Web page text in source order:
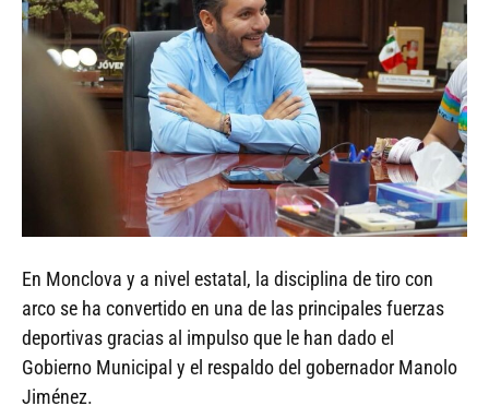
En Monclova y a nivel estatal, la disciplina de tiro con
arco se ha convertido en una de las principales fuerzas
deportivas gracias al impulso que le han dado el
Gobierno Municipal y el respaldo del gobernador Manolo
Jiménez.